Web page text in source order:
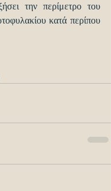
την περίμετρο του
κατά περίπου